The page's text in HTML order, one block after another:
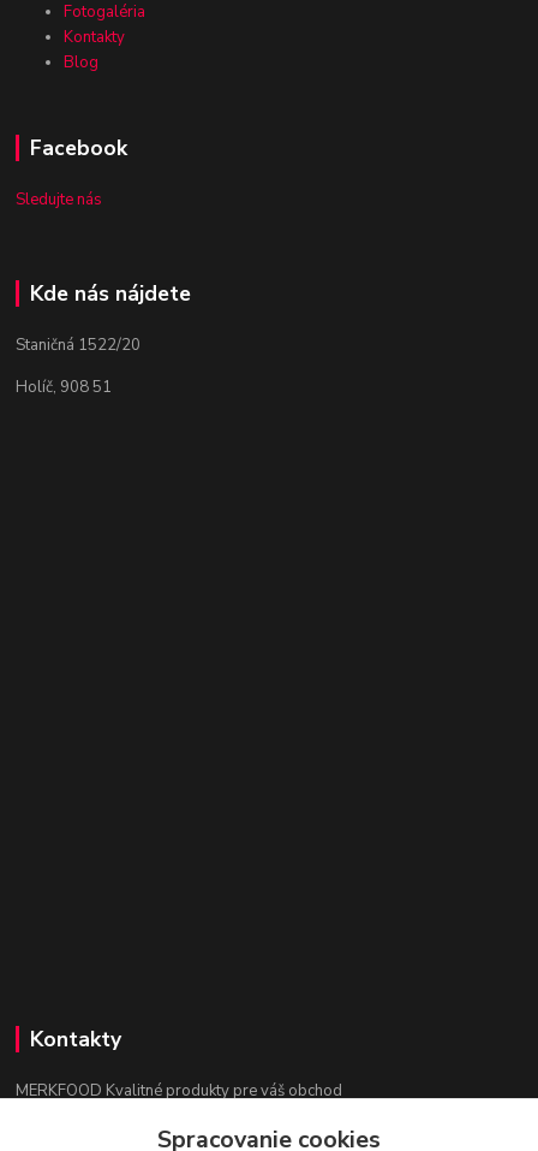
Fotogaléria
Kontakty
Blog
Facebook
Sledujte nás
Kde nás nájdete
Staničná 1522/20
Holíč, 908 51
Kontakty
MERKFOOD Kvalitné produkty pre váš obchod
Ing. Lenka MokrošováSpracovanie cookies